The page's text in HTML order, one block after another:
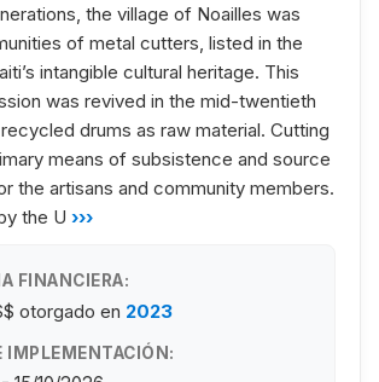
the village of Noailles was
of metal cutters, listed in the
intangible cultural heritage. This
was revived in the mid-twentieth
drums as raw material. Cutting
means of subsistence and source
the artisans and community members.
the U ›››
FINANCIERA:
otorgado en 2023
IMPLEMENTACIÓN: